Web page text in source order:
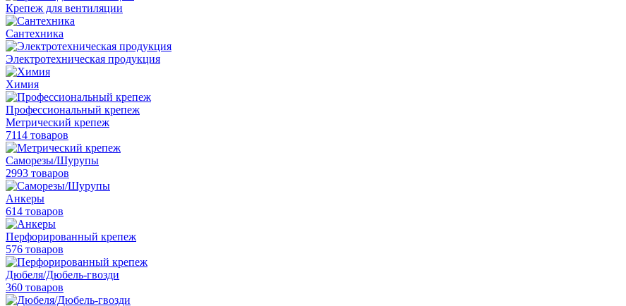
Крепеж для вентиляции
Сантехника
Электротехническая продукция
Химия
Профессиональный крепеж
Метрический крепеж
7114 товаров
Саморезы/Шурупы
2993 товаров
Анкеры
614 товаров
Перфорированный крепеж
576 товаров
Дюбеля/Дюбель-гвозди
360 товаров